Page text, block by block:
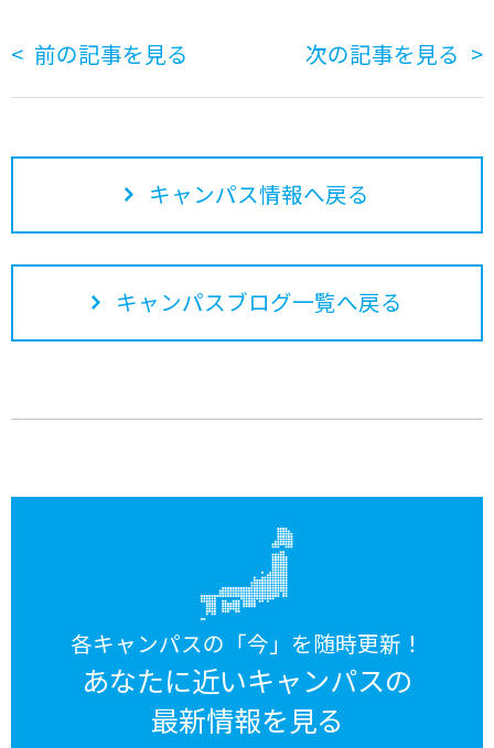
前の記事を見る 次の記事を見る
キャンパス情報へ戻る
キャンパスブログ一覧へ戻る
各キャンパスの「今」を随時更新！
あなたに近いキャンパスの
最新情報を見る